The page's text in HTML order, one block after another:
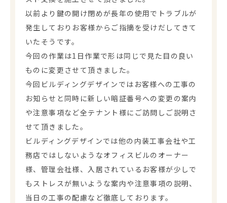
以前より鍵の開け閉めが長年の使用でトラブルが
発生しておりお客様からご指摘を受けだしてきて
いたそうです。
今回の作業は1日作業で形は同じで見た目の良い
ものに変更させて頂きました。
今回ビルディングデザインではお客様への工事の
お知らせと同時に新しい暗証番号への変更の案内
や注意事項など全テナント様にご訪問しご説明さ
せて頂きました。
ビルディングデザインでは他の内装工事会社や工
務店ではしないようなオフィスビルのオーナー
様、管理会社様、入居されているお客様が少しで
もストレスが無いような案内や注意事項の説明、
当日の工事の配慮など徹底しております。